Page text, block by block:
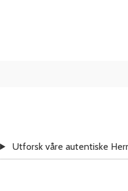
Utforsk våre autentiske